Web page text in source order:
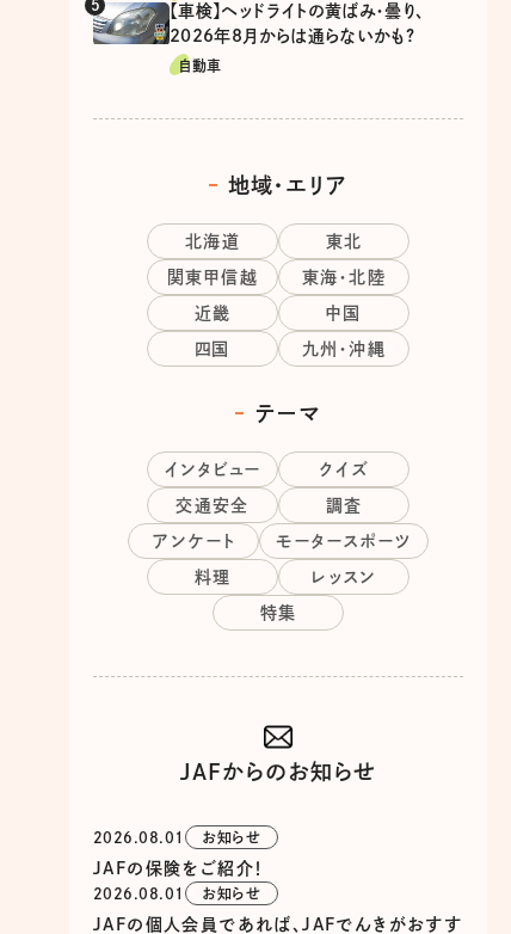
【車検】ヘッドライトの黄ばみ・曇り、
2026年8月からは通らないかも?
自動車
地域・エリア
北海道 東北
関東甲信越 東海・北陸
近畿 中国
四国 九州・沖縄
テーマ
インタビュー クイズ
交通安全 調査
アンケート モータースポーツ
料理 レッスン
特集
JAFからのお知らせ
2026.08.01 お知らせ
JAFの保険をご紹介！
2026.08.01 お知らせ
JAFの個人会員であれば、JAFでんきがおすす